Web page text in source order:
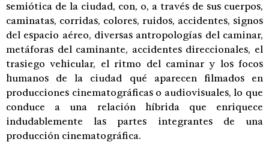
semiótica de la ciudad, con, o, a través de sus cuerpos,
caminatas, corridas, colores, ruidos, accidentes, signos
del espacio aéreo, diversas antropologías del caminar,
metáforas del caminante, accidentes direccionales, el
trasiego vehicular, el ritmo del caminar y los focos
humanos de la ciudad qué aparecen filmados en
producciones cinematográficas o audiovisuales, lo que
conduce a una relación híbrida que enriquece
indudablemente las partes integrantes de una
producción cinematográfica.